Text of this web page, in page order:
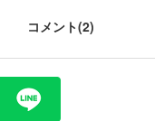
コメント(2)